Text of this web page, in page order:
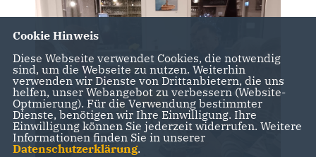
Cookie Hinweis
Diese Webseite verwendet Cookies, die notwendig
sind, um die Webseite zu nutzen. Weiterhin
verwenden wir Dienste von Drittanbietern, die uns
helfen, unser Webangebot zu verbessern (Website-
Optmierung). Für die Verwendung bestimmter
Dienste, benötigen wir Ihre Einwilligung. Ihre
Einwilligung können Sie jederzeit widerrufen. Weitere
Informationen finden Sie in unserer
Datenschutzerklärung.